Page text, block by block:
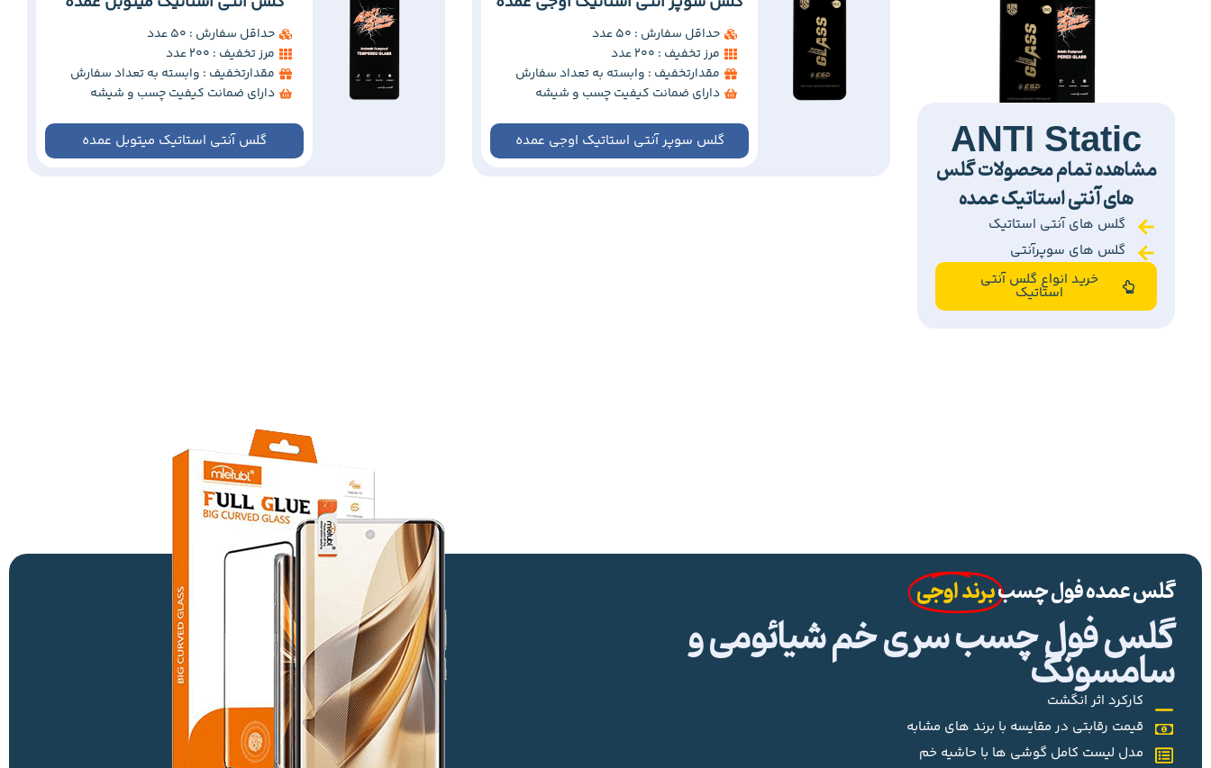
ANTI Static
مشاهده تمام محصولات گلس
های آنتی استاتیک عمده
گلس های آنتی استاتیک
گلس های سوپرآنتی
خرید انواع گلس آنتی
استاتیک
حداقل سفارش : 50 عدد
مرز تخفیف : 200 عدد
مقدارتخفیف : وابسته به تعداد سفارش
دارای ضمانت کیفیت چسب و شیشه
گلس سوپر آنتی استاتیک اوجی عمده
حداقل سفارش : 50 عدد
مرز تخفیف : 200 عدد
مقدارتخفیف : وابسته به تعداد سفارش
دارای ضمانت کیفیت چسب و شیشه
گلس آنتی استاتیک میتوبل عمده
گلس عمده فول چسببرند اوجی
گلس فول چسب سری خم شیائومی و
سامسونگ
کارکرد اثر انگشت
قیمت رقابتی در مقایسه با برند های مشابه
مدل لیست کامل گوشی ها با حاشیه خم